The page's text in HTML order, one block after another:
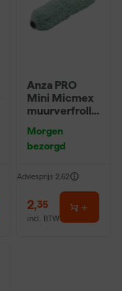
Anza PRO
Mini Micmex
muurverfrolle
Morgen
bezorgd
Adviesprijs 2,62
2,35
incl. BTW